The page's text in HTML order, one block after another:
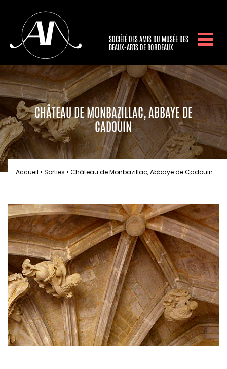
SOCIÉTÉ DES AMIS DU MUSÉE DES
BEAUX-ARTS DE BORDEAUX
CHÂTEAU DE MONBAZILLAC, ABBAYE DE
CADOUIN
Accueil • Sorties • Château de Monbazillac, Abbaye de Cadouin